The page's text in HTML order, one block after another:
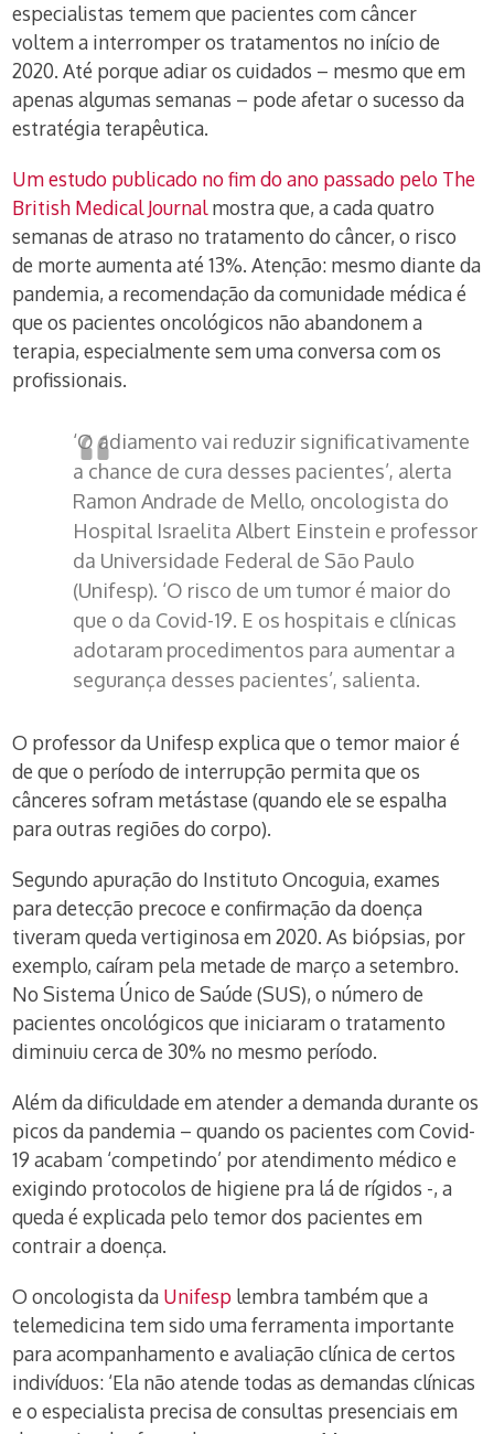
especialistas temem que pacientes com câncer
voltem a interromper os tratamentos no início de
2020. Até porque adiar os cuidados – mesmo que em
apenas algumas semanas – pode afetar o sucesso da
estratégia terapêutica.
Um estudo publicado no fim do ano passado pelo The
British Medical Journalmostra que, a cada quatro
semanas de atraso no tratamento do câncer, o risco
de morte aumenta até 13%. Atenção: mesmo diante da
pandemia, a recomendação da comunidade médica é
que os pacientes oncológicos não abandonem a
terapia, especialmente sem uma conversa com os
profissionais.
‘O adiamento vai reduzir significativamente
a chance de cura desses pacientes’, alerta
Ramon Andrade de Mello, oncologista do
Hospital Israelita Albert Einstein e professor
da Universidade Federal de São Paulo
(Unifesp). ‘O risco de um tumor é maior do
que o da Covid-19. E os hospitais e clínicas
adotaram procedimentos para aumentar a
segurança desses pacientes’, salienta.
O professor da Unifesp explica que o temor maior é
de que o período de interrupção permita que os
cânceres sofram metástase (quando ele se espalha
para outras regiões do corpo).
Segundo apuração do Instituto Oncoguia, exames
para detecção precoce e confirmação da doença
tiveram queda vertiginosa em 2020. As biópsias, por
exemplo, caíram pela metade de março a setembro.
No Sistema Único de Saúde (SUS), o número de
pacientes oncológicos que iniciaram o tratamento
diminuiu cerca de 30% no mesmo período.
Além da dificuldade em atender a demanda durante os
picos da pandemia – quando os pacientes com Covid-
19 acabam ‘competindo’ por atendimento médico e
exigindo protocolos de higiene pra lá de rígidos -, a
queda é explicada pelo temor dos pacientes em
contrair a doença.
O oncologista da Unifesp lembra também que a
telemedicina tem sido uma ferramenta importante
para acompanhamento e avaliação clínica de certos
indivíduos: ‘Ela não atende todas as demandas clínicas
e o especialista precisa de consultas presenciais em